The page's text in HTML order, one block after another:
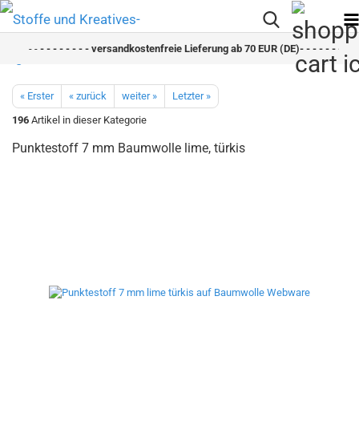
- - - - - - - - versandkostenfreie Lieferung ab 70 EUR (DE)- - - - - - - -
« Erster « zurück weiter »
Letzter »
196 Artikel in dieser Kategorie
Punktestoff 7 mm Baumwolle lime, türkis